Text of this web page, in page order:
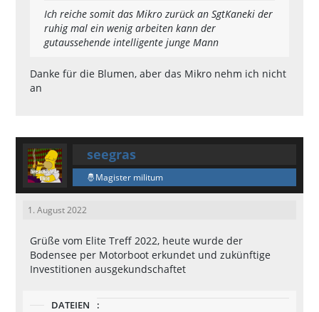
Ich reiche somit das Mikro zurück an SgtKaneki der
ruhig mal ein wenig arbeiten kann der
gutaussehende intelligente junge Mann
Danke für die Blumen, aber das Mikro nehm ich nicht
an
seegras
Magister militum
1. August 2022
Grüße vom Elite Treff 2022, heute wurde der
Bodensee per Motorboot erkundet und zukünftige
Investitionen ausgekundschaftet
DATEIEN